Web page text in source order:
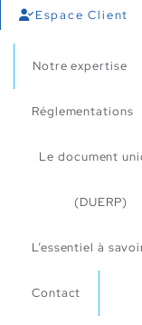
Espace Client
Notre expertise
Réglementations
Le document
(DUERP)
L’essentiel à
Contact